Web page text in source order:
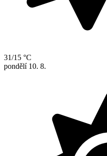
31/15 °C
pondělí 10. 8.